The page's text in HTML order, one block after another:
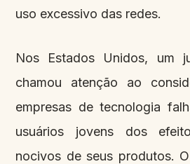
uso excessivo das redes.
Nos Estados Unidos, um
chamou atenção ao
empresas de tecnologia
usuários jovens dos
nocivos de seus produtos.